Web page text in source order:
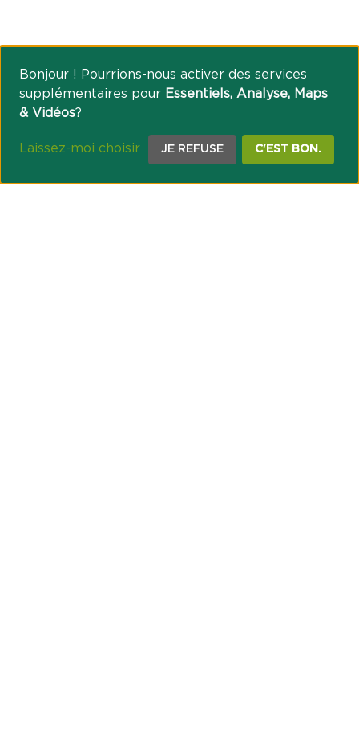
Bonjour ! Pourrions-nous activer des services
supplémentaires pour Essentiels, Analyse, Maps
& Vidéos?
Laissez-moi choisir JE REFUSE C'EST BON.